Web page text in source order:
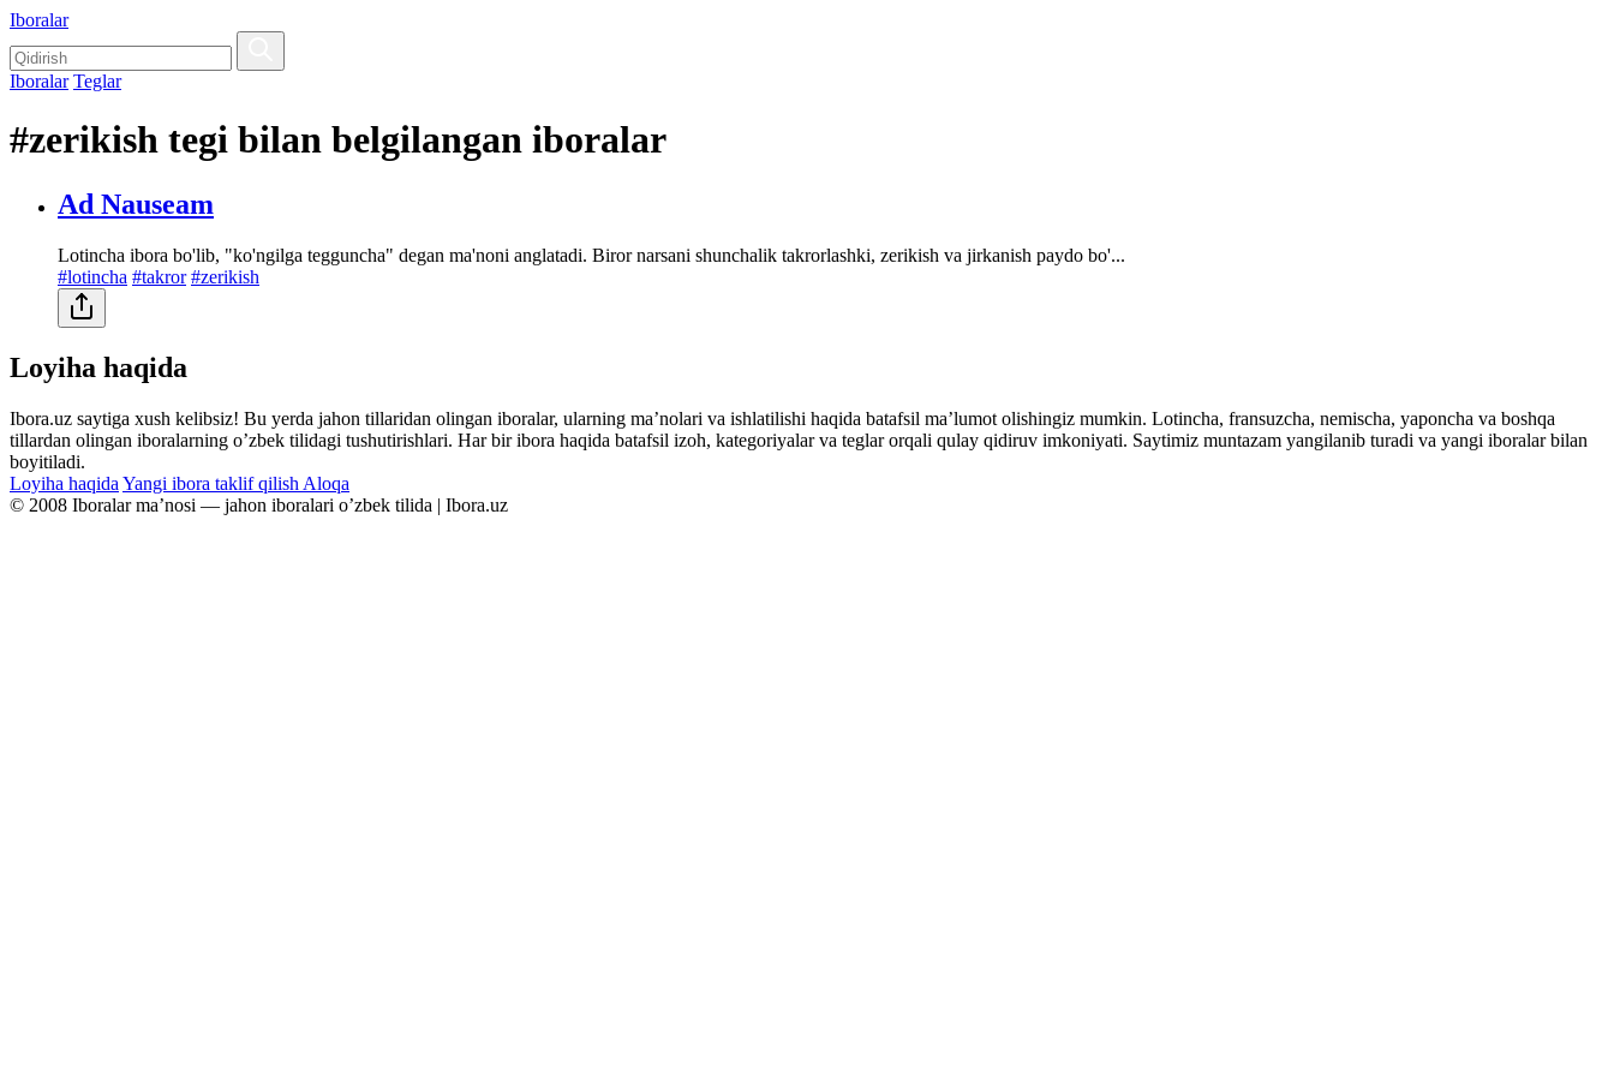
Iboralar
Iboralar Teglar
#zerikish tegi bilan belgilangan iboralar
Ad Nauseam
Lotincha ibora bo'lib, "ko'ngilga tegguncha" degan ma'noni anglatadi. Biror narsani shunchalik takrorlashki, zerikish va jirkanish paydo bo'...
#lotincha #takror #zerikish
Loyiha haqida
Ibora.uz saytiga xush kelibsiz! Bu yerda jahon tillaridan olingan iboralar, ularning maʼnolari va ishlatilishi haqida batafsil maʼlumot olishingiz mumkin. Lotincha, fransuzcha, nemischa, yaponcha va boshqa
tillardan olingan iboralarning oʼzbek tilidagi tushutirishlari. Har bir ibora haqida batafsil izoh, kategoriyalar va teglar orqali qulay qidiruv imkoniyati. Saytimiz muntazam yangilanib turadi va yangi iboralar bilan
boyitiladi.
Loyiha haqida Yangi ibora taklif qilish Aloqa
© 2008 Iboralar maʼnosi — jahon iboralari oʼzbek tilida | Ibora.uz